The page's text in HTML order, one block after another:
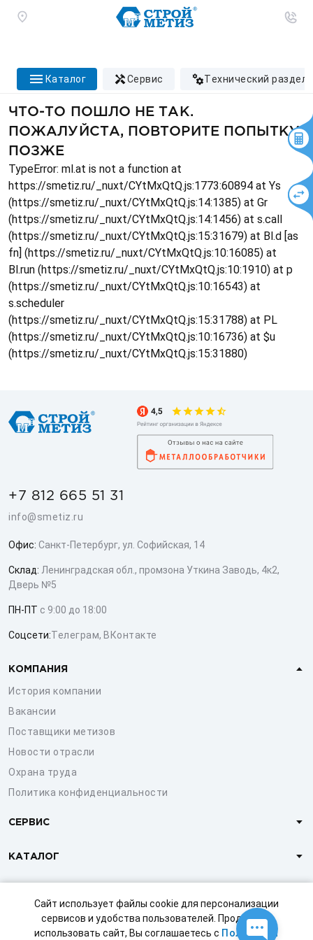
Сайт использует файлы cookie для персонализации
сервисов и удобства пользователей. Продолжая
использовать сайт, Вы соглашаетесь с Политикой
каталог сервис технический раздел
ЧТО-ТО ПОШЛО НЕ ТАК.
ПОЖАЛУЙСТА, ПОВТОРИТЕ ПОПЫТКУ
ПОЗЖЕ
TypeError: ml.at is not a function at
https://smetiz.ru/_nuxt/CYtMxQtQ.js:1773:60894 at Ys
(https://smetiz.ru/_nuxt/CYtMxQtQ.js:14:1385) at Gr
(https://smetiz.ru/_nuxt/CYtMxQtQ.js:14:1456) at s.call
(https://smetiz.ru/_nuxt/CYtMxQtQ.js:15:31679) at Bl.d [as
fn] (https://smetiz.ru/_nuxt/CYtMxQtQ.js:10:16085) at
Bl.run (https://smetiz.ru/_nuxt/CYtMxQtQ.js:10:1910) at p
(https://smetiz.ru/_nuxt/CYtMxQtQ.js:10:16543) at
s.scheduler
(https://smetiz.ru/_nuxt/CYtMxQtQ.js:15:31788) at PL
(https://smetiz.ru/_nuxt/CYtMxQtQ.js:10:16736) at $u
(https://smetiz.ru/_nuxt/CYtMxQtQ.js:15:31880)
+7 812 665 51 31
info@smetiz.ru
Офис: Санкт-Петербург, ул. Софийская, 14
Склад: Ленинградская обл., промзона Уткина Заводь, 4к2,
Дверь №5
ПН-ПТ с 9:00 до 18:00
Соцсети:Телеграм, ВКонтакте
КОМПАНИЯ
История компании
Вакансии
Поставщики метизов
Новости отрасли
Охрана труда
Политика конфиденциальности
СЕРВИС
КАТАЛОГ